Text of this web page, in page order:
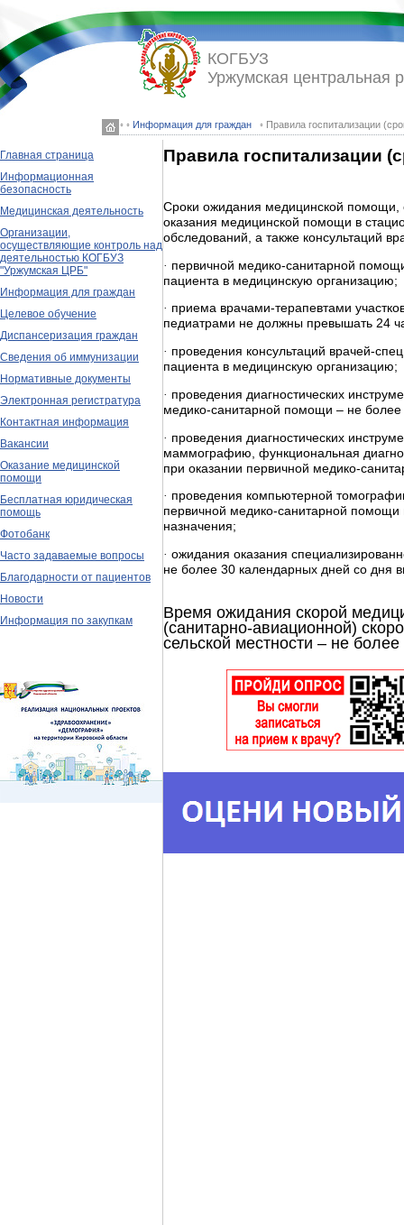
◦ ◦ Информация для граждан ◦ Правила госпитализации
КОГБУЗ
Уржумская центральная
Главная страница
Информационная
безопасность
Медицинская деятельность
Организации,
осуществляющие контроль над
деятельностью КОГБУЗ
"Уржумская ЦРБ"
Информация для граждан
Целевое обучение
Диспансеризация граждан
Сведения об иммунизации
Нормативные документы
Электронная регистратура
Контактная информация
Вакансии
Оказание медицинской
помощи
Бесплатная юридическая
помощь
Фотобанк
Часто задаваемые вопросы
Благодарности от пациентов
Новости
Информация по закупкам
Правила госпитализации
Сроки ожидания медицинской помощи,
оказания медицинской помощи в
обследований, а также консультаций
· первичной медико-санитарной
пациента в медицинскую организацию;
· приема врачами-терапевтами
педиатрами не должны превышать 24
· проведения консультаций врачей-
пациента в медицинскую организацию;
· проведения диагностических
медико-санитарной помощи – не
· проведения диагностических
маммографию, функциональная
при оказании первичной медико-
· проведения компьютерной
первичной медико-санитарной
назначения;
· ожидания оказания
не более 30 календарных дней со дня
Время ожидания скорой
(санитарно-авиационной)
сельской местности – не более